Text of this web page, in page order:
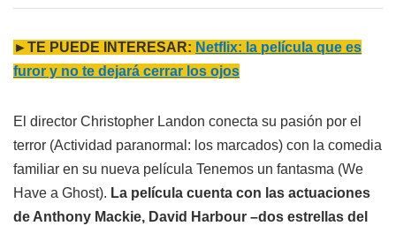
►TE PUEDE INTERESAR: Netflix: la película que es
furor y no te dejará cerrar los ojos
El director Christopher Landon conecta su pasión por el
terror (Actividad paranormal: los marcados) con la comedia
familiar en su nueva película Tenemos un fantasma (We
Have a Ghost). La película cuenta con las actuaciones
de Anthony Mackie, David Harbour –dos estrellas del